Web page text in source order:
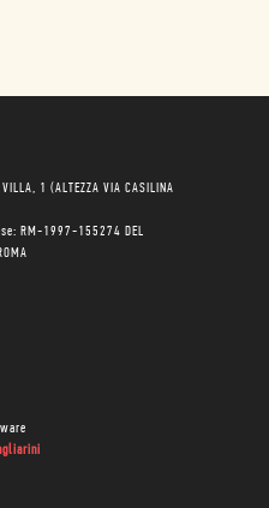
1 (ALTEZZA VIA CASILINA
RM-1997-155274 DEL